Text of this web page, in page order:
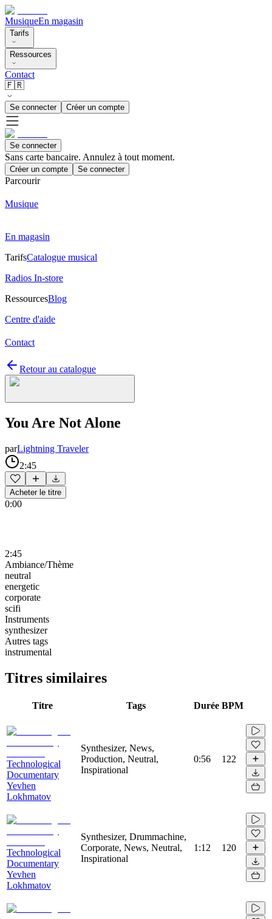
MusiqueEn magasin
Tarifs
Ressources
Contact
🇫🇷
Se connecter Créer un compte
Se connecter
Sans carte bancaire. Annulez à tout moment.
Créer un compte Se connecter
Parcourir
Musique
En magasin
TarifsCatalogue musical
Radios In-store
RessourcesBlog
Centre d'aide
Contact
Retour au catalogue
You Are Not Alone
parLightning Traveler
2:45
Acheter le titre
0:00
2:45
Ambiance/Thème
neutral
energetic
corporate
scifi
Instruments
synthesizer
Autres tags
instrumental
Titres similaires
Titre Tags Durée BPM
Technological
Documentary
Yevhen
Lokhmatov
Synthesizer, News,
Production, Neutral,
Inspirational
0:56 122
Technological
Documentary
Yevhen
Lokhmatov
Synthesizer, Drummachine,
Corporate, News, Neutral,
Inspirational
1:12 120